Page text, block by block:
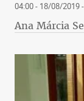
04:00 - 18/08/2019
Ana Márcia